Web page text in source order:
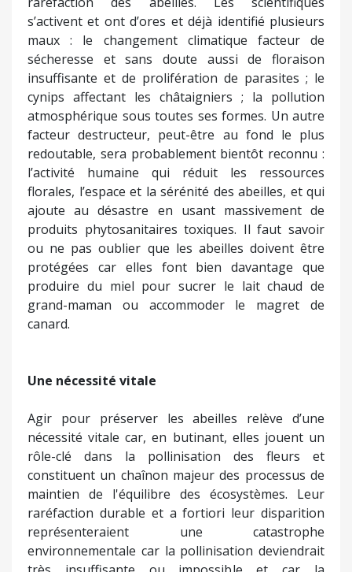
s’activent et ont d’ores et déjà identifié plusieurs
maux : le changement climatique facteur de
sécheresse et sans doute aussi de floraison
insuffisante et de prolifération de parasites ; le
cynips affectant les châtaigniers ; la pollution
atmosphérique sous toutes ses formes. Un autre
facteur destructeur, peut-être au fond le plus
redoutable, sera probablement bientôt reconnu :
l’activité humaine qui réduit les ressources
florales, l’espace et la sérénité des abeilles, et qui
ajoute au désastre en usant massivement de
produits phytosanitaires toxiques. Il faut savoir
ou ne pas oublier que les abeilles doivent être
protégées car elles font bien davantage que
produire du miel pour sucrer le lait chaud de
grand-maman ou accommoder le magret de
canard.
Une nécessité vitale
Agir pour préserver les abeilles relève d’une
nécessité vitale car, en butinant, elles jouent un
rôle-clé dans la pollinisation des fleurs et
constituent un chaînon majeur des processus de
maintien de l'équilibre des écosystèmes. Leur
raréfaction durable et a fortiori leur disparition
représenteraient une catastrophe
environnementale car la pollinisation deviendrait